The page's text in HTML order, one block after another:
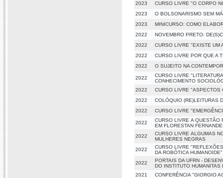
2023
CURSO LIVRE "O CORPO
2023
O BOLSONARISMO SEM
2023
MINICURSO: COMO
2022
NOVEMBRO PRETO:
2022
CURSO LIVRE "EXISTE UM
2022
CURSO LIVRE POR QUE A
2022
O SUJEITO NA
2022
CURSO LIVRE
CONHECIMENTO
2022
CURSO LIVRE "ASPECTOS
2022
COLÓQUIO (RE)LEITURAS
2022
CURSO LIVRE
2022
CURSO LIVRE A
EM FLORESTAN
2022
CURSO LIVRE ALGUMAS
MULHERES NEGRAS
2022
CURSO LIVRE
DA ROBÓTICA HUMANOIDE"
2022
PORTAIS DA UFRN -
DO INSTITUTO HUMANITAS
2021
CONFERÊNCIA "GIORGIO